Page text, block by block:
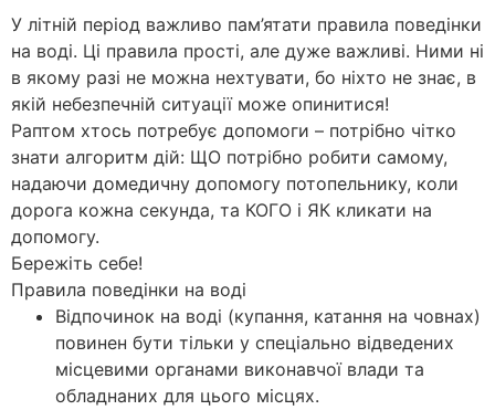
У літній період важливо пам’ятати правила поведінки
на воді. Ці правила прості, але дуже важливі. Ними ні
в якому разі не можна нехтувати, бо ніхто не знає, в
якій небезпечній ситуації може опинитися!
Раптом хтось потребує допомоги – потрібно чітко
знати алгоритм дій: ЩО потрібно робити самому,
надаючи домедичну допомогу потопельнику, коли
дорога кожна секунда, та КОГО і ЯК кликати на
допомогу.
Бережіть себе!
Правила поведінки на воді
Відпочинок на воді (купання, катання на човнах)
повинен бути тільки у спеціально відведених
місцевими органами виконавчої влади та
обладнаних для цього місцях.